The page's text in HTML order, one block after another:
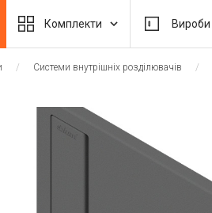
Комплекти Вироби
Системи внутрішніх розділювачів